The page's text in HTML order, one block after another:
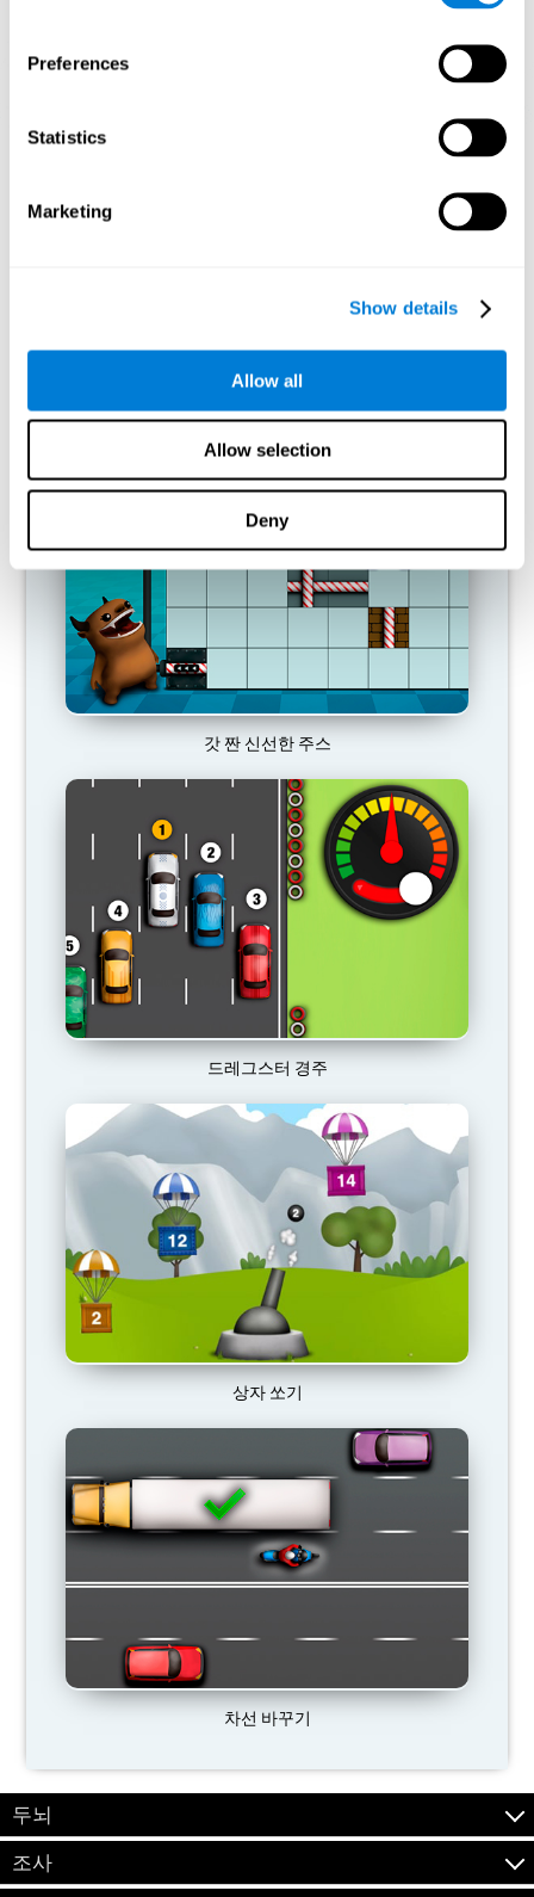
Preferences
Statistics
Marketing
Show details
Allow all
Allow selection
Deny
인지 능력을 훈련하지 않으면 어떻게
됩니까?
향이 있습니다. 인지 기술이 정상적으로 사용되지 않으면 뇌는 해
당 패턴의 신경 활성화를 위한 자원을 제공하지 않으므로 점점 약
추천 게임
갓 짠 신선한 주스
드레그스터 경주
상자 쏘기
차선 바꾸기
두뇌
조사